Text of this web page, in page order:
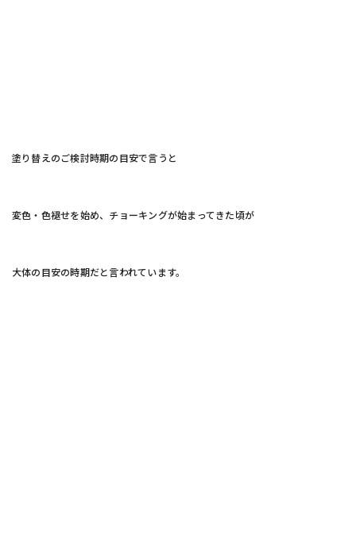
塗り替えのご検討時期の目安で言うと
変色・色褪せを始め、チョーキングが始まってきた頃が
大体の目安の時期だと言われています。